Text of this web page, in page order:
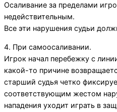
Осаливание за пределами
недействительным.
Все эти нарушения судьи
4. При самоосаливании.
Игрок начал перебежку с
какой-то причине
старший судья четко
соответствующим жестом
нападения уходит играть в